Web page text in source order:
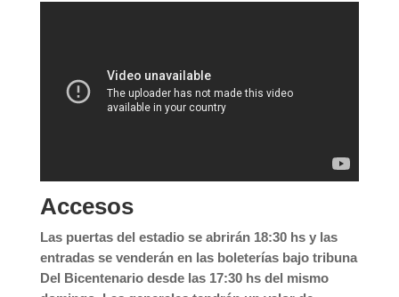
Accesos
Las puertas del estadio se abrirán 18:30 hs y las
entradas se venderán en las boleterías bajo tribuna
Del Bicentenario desde las 17:30 hs del mismo